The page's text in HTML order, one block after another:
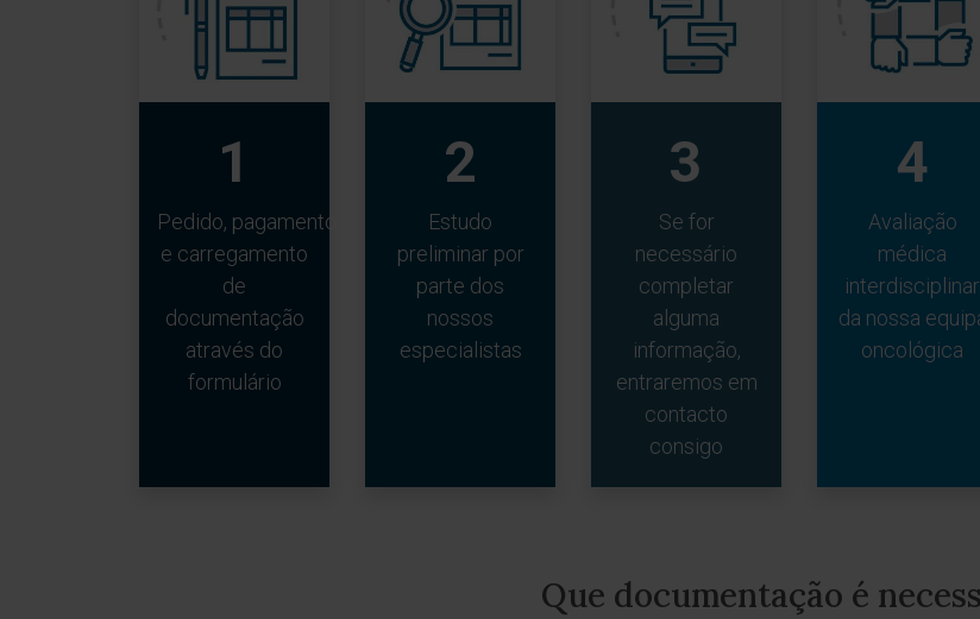
1
Pedido, pagamento
e carregamento
de
documentação
através do
formulário
2
Estudo
preliminar por
parte dos
nossos
especialistas
3
Se for
necessário
completar
alguma
informação,
entraremos em
contacto
consigo
4
Avaliação
médica
interdisciplinar
da nossa
oncológica
Que documentação é